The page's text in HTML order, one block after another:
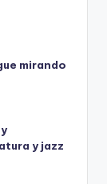
mirando
y jazz